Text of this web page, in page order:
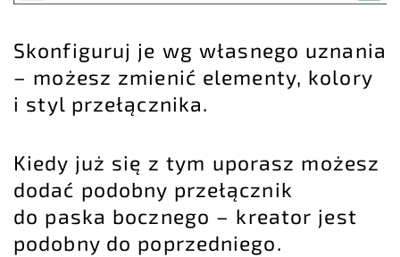
Skonfiguruj je wg własnego uznania
– możesz zmienić elementy, kolory
i styl przełącznika.
Kiedy już się z tym uporasz możesz
dodać podobny przełącznik
do paska bocznego – kreator jest
podobny do poprzedniego.